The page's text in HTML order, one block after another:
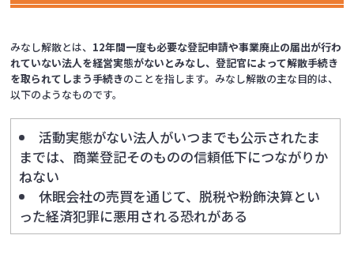
みなし解散とは、 12年間一度も必要な登記申請や事業廃止の届出が行わ
れていない法人を経営実態がないとみなし、登記官によって解散手続き
を取られてしまう手続きのことを指します。みなし解散の主な目的は、
以下のようなものです。
活動実態がない法人がいつまでも公示されたま
までは、商業登記そのものの信頼低下につながりか
ねない
休眠会社の売買を通じて、脱税や粉飾決算とい
った経済犯罪に悪用される恐れがある